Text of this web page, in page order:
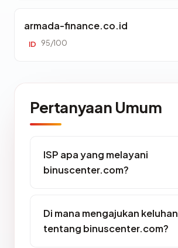
armada-finance.co.id
ID 95/100
Pertanyaan Umum
ISP apa yang melayani
binuscenter.com?
Di mana mengajukan keluhan
tentang binuscenter.com?